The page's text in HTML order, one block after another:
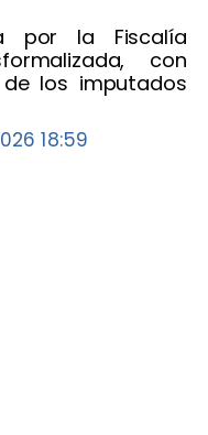
por la Fiscalía
con
los imputados
18:59